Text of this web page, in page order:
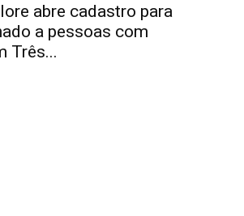
abre cadastro para
a pessoas com
Três...